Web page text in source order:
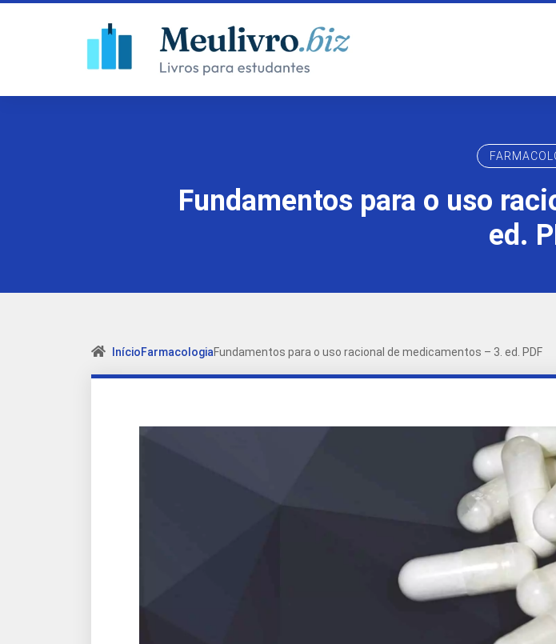
Fundamentos para o uso
ed.
InícioFarmacologiaFundamentos para o uso racional de medicamentos – 3. ed. PDF